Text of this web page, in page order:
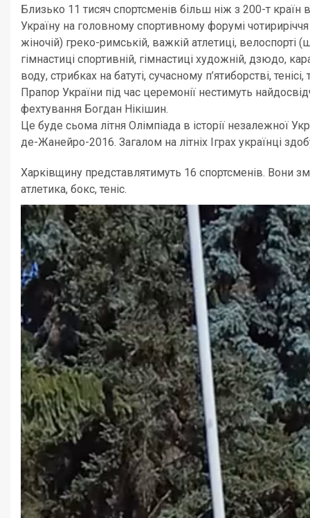
Близько 11 тисяч спортсменів більш ніж з 200-т країн
Україну на головному спортивному форумі
жіночій) греко-римській, важкій атлетиці,
гімнастиці спортивній, гімнастиці художній, дзюдо,
воду, стрибках на батуті, сучасному п’ятиборстві, тенісі,
Прапор України під час церемонії нестимуть
фехтування Богдан Нікішин.
Це буде сьома літня Олімпіада в історії незалежної
де-Жанейро-2016. Загалом на літніх Іграх українці
Харківщину представлятимуть 16 спортсменів. Вони
атлетика, бокс, теніс.
Відеопрогравач